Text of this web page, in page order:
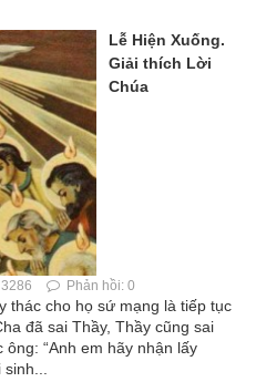
Lễ Hiện Xuống.
Giải thích Lời
Chúa
Phản hồi: 0
thác cho họ sứ mạng là tiếp tục
đã sai Thầy, Thầy cũng sai
“Anh em hãy nhận lấy
sinh...